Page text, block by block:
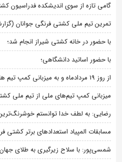
گامی تازه از سوی اندیشکده فدراسیون
تمرین تیم ملی کشتی فرنگی جوانان
با حضور در خانه کشتی شیراز انجام شد؛
با حضور اساتید دانشگاهی؛
از روز 19 مردادماه و به میزبانی کمپ تیم های ملی؛
میزبانی کمپ تیم‌های ملی از تیم ملی
رضایی: به لطف خدا توانستم
مسابقات المپیاد استعدادهای برتر کشتی
شمسی‌پور: با سلاح زیرگیری به طلای